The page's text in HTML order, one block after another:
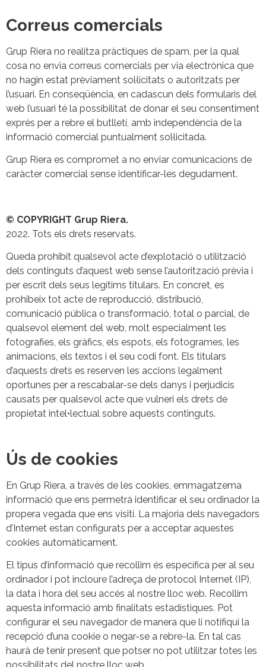
Correus comercials
Grup Riera no realitza pràctiques de spam, per la qual
cosa no envia correus comercials per via electrònica que
no hagin estat prèviament sol·licitats o autoritzats per
l’usuari. En conseqüència, en cadascun dels formularis del
web l’usuari té la possibilitat de donar el seu consentiment
exprés per a rebre el butlletí, amb independència de la
informació comercial puntualment sol·licitada.
Grup Riera es compromet a no enviar comunicacions de
caràcter comercial sense identificar-les degudament.
© COPYRIGHT Grup Riera.
2022. Tots els drets reservats.
Queda prohibit qualsevol acte d’explotació o utilització
dels continguts d’aquest web sense l’autorització prèvia i
per escrit dels seus legítims titulars. En concret, es
prohibeix tot acte de reproducció, distribució,
comunicació pública o transformació, total o parcial, de
qualsevol element del web, molt especialment les
fotografies, els gràfics, els espots, els fotogrames, les
animacions, els textos i el seu codi font. Els titulars
d’aquests drets es reserven les accions legalment
oportunes per a rescabalar-se dels danys i perjudicis
causats per qualsevol acte que vulneri els drets de
propietat intel•lectual sobre aquests continguts.
Ús de cookies
En Grup Riera, a través de les cookies, emmagatzema
informació que ens permetrà identificar el seu ordinador la
propera vegada que ens visiti. La majoria dels navegadors
d’Internet estan configurats per a acceptar aquestes
cookies automàticament.
El tipus d’informació que recollim és específica per al seu
ordinador i pot incloure l’adreça de protocol Internet (IP),
la data i hora del seu accés al nostre lloc web. Recollim
aquesta informació amb finalitats estadístiques. Pot
configurar el seu navegador de manera que li notifiqui la
recepció d’una cookie o negar-se a rebre-la. En tal cas
haurà de tenir present que potser no pot utilitzar totes les